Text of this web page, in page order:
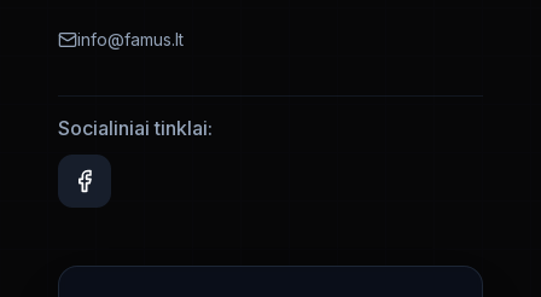
info@famus.lt
Socialiniai tinklai: